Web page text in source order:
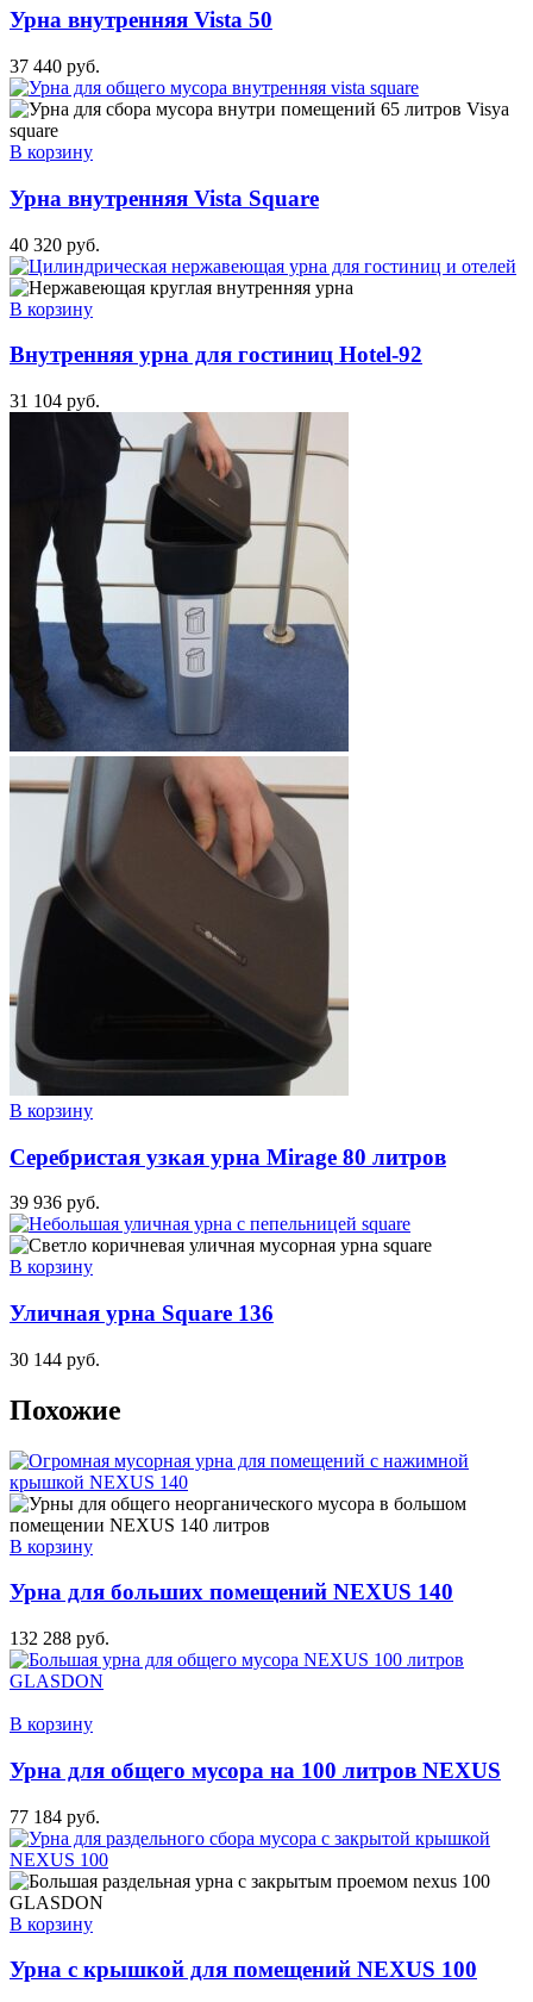
Урна внутренняя Vista 50
37 440 руб.
В корзину
Урна внутренняя Vista Square
40 320 руб.
В корзину
Внутренняя урна для гостиниц Hotel-92
31 104 руб.
В корзину
Серебристая узкая урна Mirage 80 литров
39 936 руб.
В корзину
Уличная урна Square 136
30 144 руб.
Похожие
В корзину
Урна для больших помещений NEXUS 140
132 288 руб.
В корзину
Урна для общего мусора на 100 литров NEXUS
77 184 руб.
В корзину
Урна с крышкой для помещений NEXUS 100